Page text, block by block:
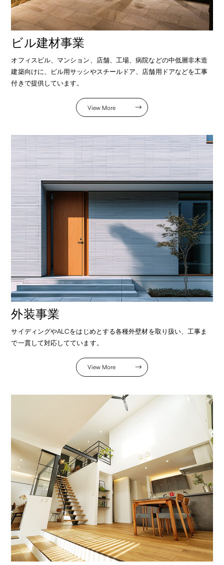
ビル建材事業
オフィスビル、マンション、店舗、工場、病院などの中低層非木造
建築向けに、ビル用サッシやスチールドア、店舗用ドアなどを工事
付きで提供しています。
View More
外装事業
サイディングやALCをはじめとする各種外壁材を取り扱い、工事ま
で一貫して対応してています。
View More